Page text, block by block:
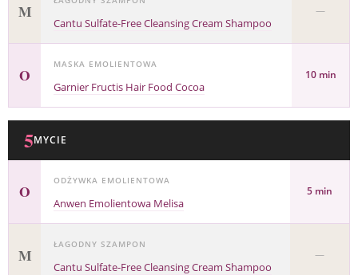
M
Cantu Sulfate-Free Cleansing Cream Shampoo
—
O
MASKA EMOLIENTOWA
Garnier Fructis Hair Food Cocoa
10 min
5MYCIE
O
ODŻYWKA EMOLIENTOWA
Anwen Emolientowa Melisa
5 min
M
ŁAGODNY SZAMPON
Cantu Sulfate-Free Cleansing Cream Shampoo
—